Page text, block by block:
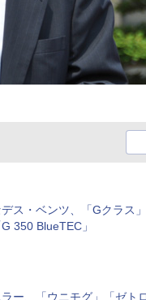
デス・ベンツ、「Gクラス
350 BlueTEC」
ラー、「ウニモグ」「ゼト